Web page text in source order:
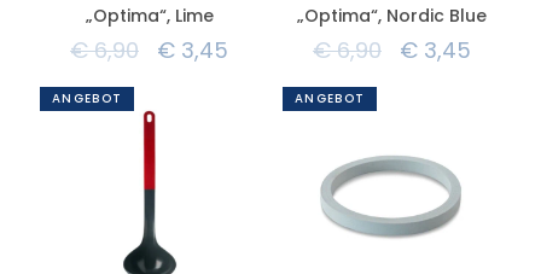
„Optima“, Lime
€6,90 € 3,45
„Optima“, Nordic Blue
€6,90 € 3,45
ANGEBOT ANGEBOT